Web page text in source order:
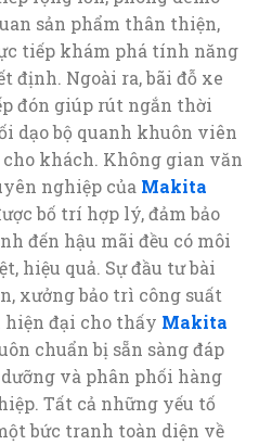
sản phẩm thân thiện,
tiếp khám phá tính năng
định. Ngoài ra, bãi đỗ xe
đón giúp rút ngắn thời
dạo bộ quanh khuôn viên
khách. Không gian văn
nghiệp của Makita
bố trí hợp lý, đảm bảo
đến hậu mãi đều có môi
hiệu quả. Sự đầu tư bài
xưởng bảo trì công suất
đại cho thấy Makita
chuẩn bị sẵn sàng đáp
và phân phối hàng
Tất cả những yếu tố
bức tranh toàn diện về